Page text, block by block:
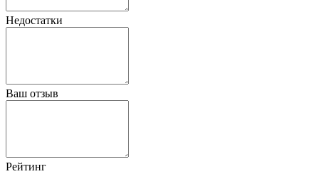
Недостатки
Ваш отзыв
Рейтинг